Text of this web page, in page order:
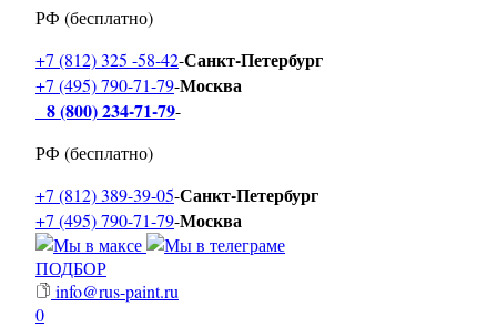
РФ (бесплатно)
+7 (812) 325 -58-42-Санкт-Петербург
+7 (495) 790-71-79-Москва
8 (800) 234-71-79-
РФ (бесплатно)
+7 (812) 389-39-05-Санкт-Петербург
+7 (495) 790-71-79-Москва
ПОДБОР
info@rus-paint.ru
0